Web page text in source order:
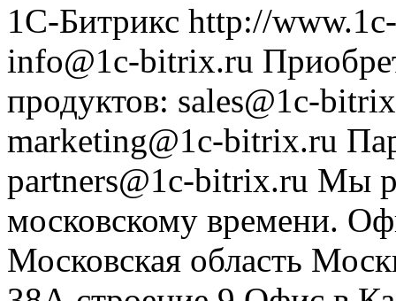
1С-Битрикс http://
info@1c-bitrix.ru
продуктов: sales@1c-
marketing@1c-bitrix.ru
partners@1c-bitrix.ru Мы
московскому времени.
Московская область